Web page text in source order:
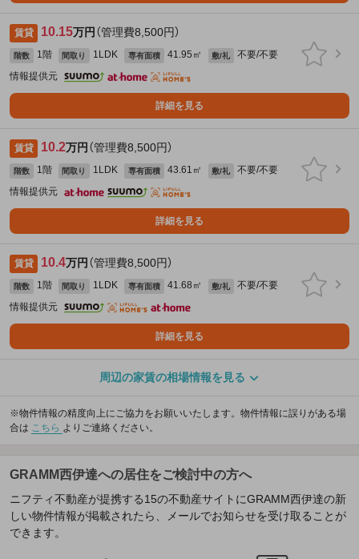
賃貸 10.15万円 （管理費8,500円）
階数 1階 間取り 1LDK 専有面積 41.95㎡ 敷/礼
不要/不要
情報提供元
詳細を見る
賃貸 10.2万円 （管理費8,500円）
階数 1階 間取り 1LDK 専有面積 43.61㎡ 敷/礼
不要/不要
情報提供元
詳細を見る
賃貸 10.4万円 （管理費8,500円）
階数 1階 間取り 1LDK 専有面積 41.68㎡ 敷/礼
不要/不要
情報提供元
詳細を見る
周辺の家賃の相場情報を見る
※物件情報の精度向上にご協力をお願いいたします。物件情報に誤りがある場
合は こちら よりご連絡ください。
GRAMM西伊達への居住をご検討中の方へ
ニフティ不動産が提携する15の不動産サイトにGRAMM西伊達の新
しい物件情報が掲載されたら、メールでお知らせを受け取ることが
できます。